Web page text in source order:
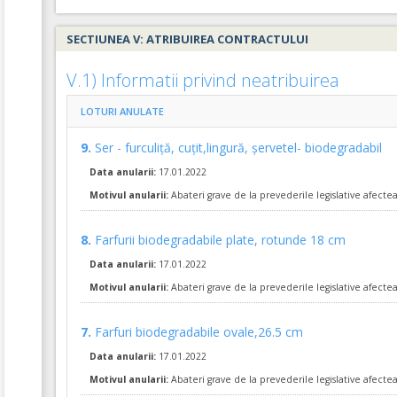
Achizitia se refera la un proiect in care se solicita
Da Nu
Farfuri biodegradabile ovale,26.5 cm conform cerințelor
COD CPV: 39222100-5 Articole de catering de unica folosinta
Formularul utilajelor disponibile pentru contract
Achizitia se refera la un proiect in care se solicita
Da Nu
Caserole 2 compartimente biodegradabile conform
COD CPV: 39222100-5 Articole de catering de unica folosinta
VALOAREA ESTIMATA FARA TVA:
49.000,00
Achizitia se refera la un proiect in care se solicita
Da Nu
12. Pahar de carton-236ml, alb
SECTIUNEA V: ATRIBUIREA CONTRACTULUI
V.1) Informatii privind neatribuirea
LOTURI ANULATE
9. Ser - furculiță, cuțit,lingură, șervetel- biodegradabil
Data anularii: 17.01.2022
Motivul anularii: Abateri grave de la prevederile legislative
8. Farfurii biodegradabile plate, rotunde 18 cm
Data anularii: 17.01.2022
Motivul anularii: Abateri grave de la prevederile legislative
7. Farfuri biodegradabile ovale,26.5 cm
Data anularii: 17.01.2022
Motivul anularii: Abateri grave de la prevederile legislative